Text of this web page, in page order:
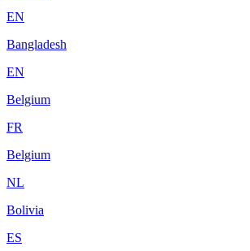
EN
Bangladesh
EN
Belgium
FR
Belgium
NL
Bolivia
ES